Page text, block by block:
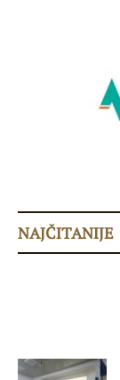
NAJČITANIJE